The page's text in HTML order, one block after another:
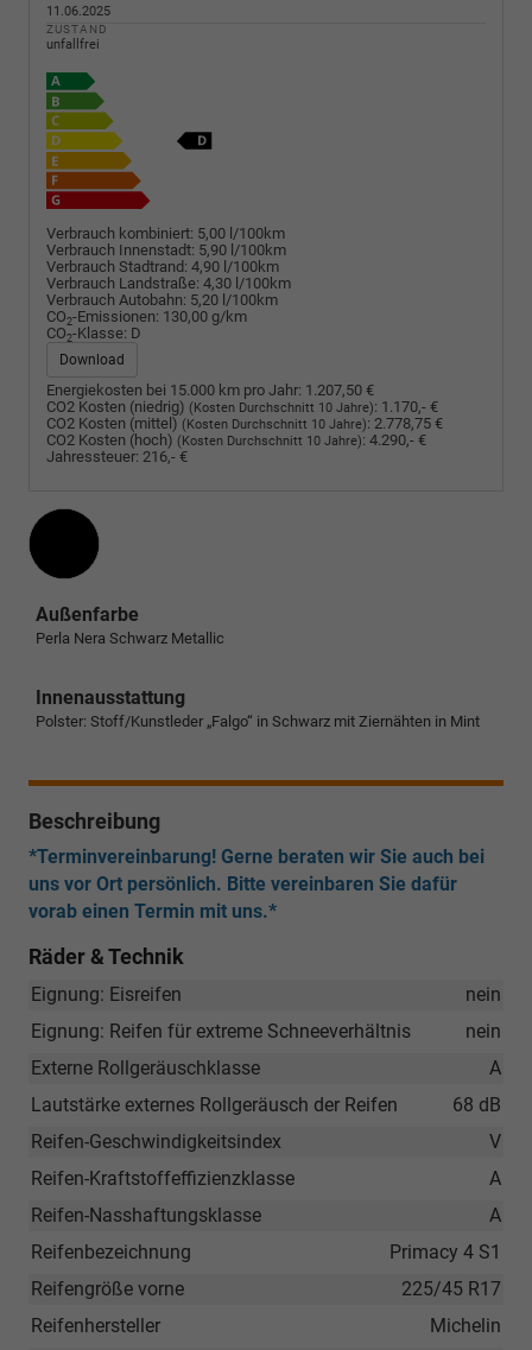
11.06.2025
ZUSTAND
unfallfrei
Verbrauch kombiniert: 5,00 l/100km
Verbrauch Innenstadt: 5,90 l/100km
Verbrauch Stadtrand: 4,90 l/100km
Verbrauch Landstraße: 4,30 l/100km
Verbrauch Autobahn: 5,20 l/100km
CO2-Emissionen: 130,00 g/km
CO2-Klasse: D
Download
Energiekosten bei 15.000 km pro Jahr: 1.207,50 €
CO2 Kosten (niedrig) (Kosten Durchschnitt 10 Jahre): 1.170,- €
CO2 Kosten (mittel) (Kosten Durchschnitt 10 Jahre): 2.778,75 €
CO2 Kosten (hoch) (Kosten Durchschnitt 10 Jahre): 4.290,- €
Jahressteuer: 216,- €
Außenfarbe
Perla Nera Schwarz Metallic
Innenausstattung
Polster: Stoff/Kunstleder „Falgo“ in Schwarz mit Ziernähten in Mint
Beschreibung
*Terminvereinbarung! Gerne beraten wir Sie auch bei
uns vor Ort persönlich. Bitte vereinbaren Sie dafür
vorab einen Termin mit uns.*
Räder & Technik
nein
Eignung: Eisreifen
nein
Eignung: Reifen für extreme Schneeverhältnis
A
Externe Rollgeräuschklasse
68 dB
Lautstärke externes Rollgeräusch der Reifen
V
Reifen-Geschwindigkeitsindex
A
Reifen-Kraftstoffeffizienzklasse
A
Reifen-Nasshaftungsklasse
Primacy 4 S1
Reifenbezeichnung
225/45 R17
Reifengröße vorne
Michelin
Reifenhersteller